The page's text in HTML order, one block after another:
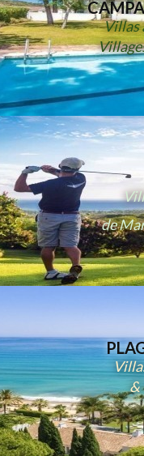
Villas
de
&